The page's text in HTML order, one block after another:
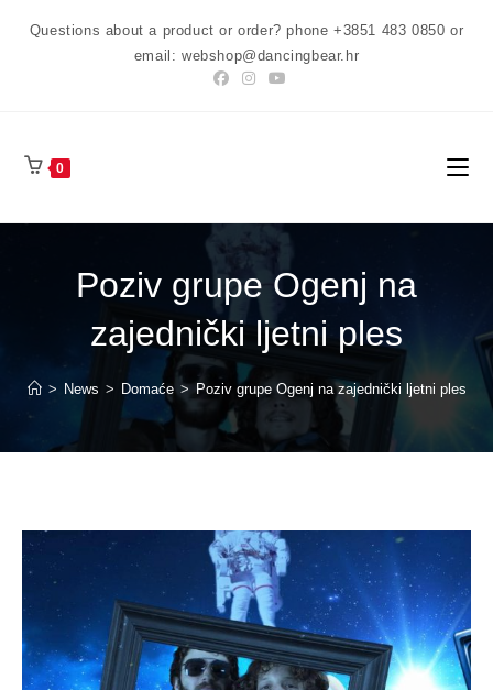
Questions about a product or order? phone +3851 483 0850 or
email: webshop@dancingbear.hr
0
Poziv grupe Ogenj na
zajednički ljetni ples
> News > Domaće > Poziv grupe Ogenj na zajednički ljetni ples